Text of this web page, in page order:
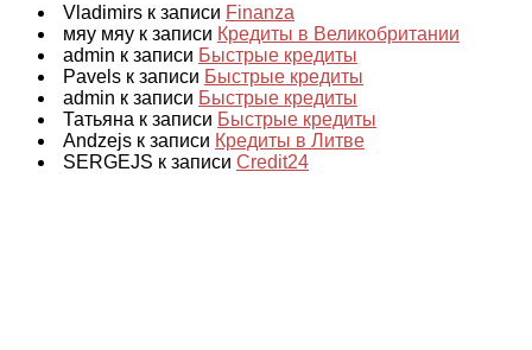
Vladimirs к записи Finanza
мяу мяу к записи Кредиты в Великобритании
admin к записи Быстрые кредиты
Pavels к записи Быстрые кредиты
admin к записи Быстрые кредиты
Татьяна к записи Быстрые кредиты
Andzejs к записи Кредиты в Литве
SERGEJS к записи Credit24